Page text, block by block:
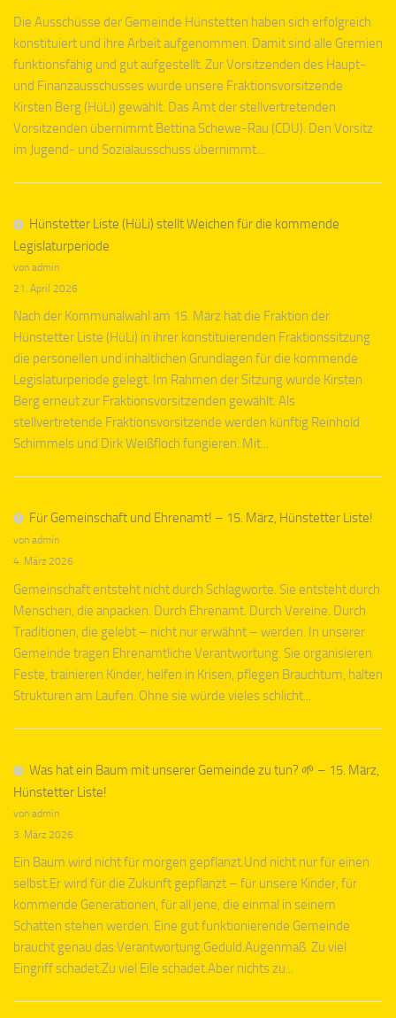
Die Ausschüsse der Gemeinde Hünstetten haben sich erfolgreich
konstituiert und ihre Arbeit aufgenommen. Damit sind alle Gremien
funktionsfähig und gut aufgestellt. Zur Vorsitzenden des Haupt-
und Finanzausschusses wurde unsere Fraktionsvorsitzende
Kirsten Berg (HüLi) gewählt. Das Amt der stellvertretenden
Vorsitzenden übernimmt Bettina Schewe-Rau (CDU). Den Vorsitz
im Jugend- und Sozialausschuss übernimmt...
Hünstetter Liste (HüLi) stellt Weichen für die kommende
Legislaturperiode
von admin
21. April 2026
Nach der Kommunalwahl am 15. März hat die Fraktion der
Hünstetter Liste (HüLi) in ihrer konstituierenden Fraktionssitzung
die personellen und inhaltlichen Grundlagen für die kommende
Legislaturperiode gelegt. Im Rahmen der Sitzung wurde Kirsten
Berg erneut zur Fraktionsvorsitzenden gewählt. Als
stellvertretende Fraktionsvorsitzende werden künftig Reinhold
Schimmels und Dirk Weißfloch fungieren. Mit...
Für Gemeinschaft und Ehrenamt! – 15. März, Hünstetter Liste!
von admin
4. März 2026
Gemeinschaft entsteht nicht durch Schlagworte. Sie entsteht durch
Menschen, die anpacken. Durch Ehrenamt. Durch Vereine. Durch
Traditionen, die gelebt – nicht nur erwähnt – werden. In unserer
Gemeinde tragen Ehrenamtliche Verantwortung. Sie organisieren
Feste, trainieren Kinder, helfen in Krisen, pflegen Brauchtum, halten
Strukturen am Laufen. Ohne sie würde vieles schlicht...
Was hat ein Baum mit unserer Gemeinde zu tun? 🌱 – 15. März,
Hünstetter Liste!
von admin
3. März 2026
Ein Baum wird nicht für morgen gepflanzt.Und nicht nur für einen
selbst.Er wird für die Zukunft gepflanzt – für unsere Kinder, für
kommende Generationen, für all jene, die einmal in seinem
Schatten stehen werden. Eine gut funktionierende Gemeinde
braucht genau das:Verantwortung.Geduld.Augenmaß. Zu viel
Eingriff schadet.Zu viel Eile schadet.Aber nichts zu...